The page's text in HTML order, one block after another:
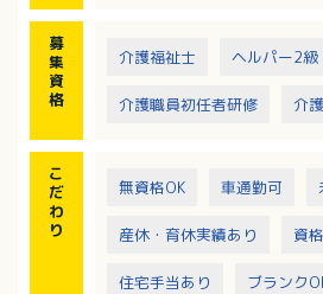
募
集
資
格
介護福祉士 ヘルパー2級
介護職員初任者研修 介
こ
だ
わ
り
無資格OK 車通勤可
産休・育休実績あり 資
住宅手当あり ブランク